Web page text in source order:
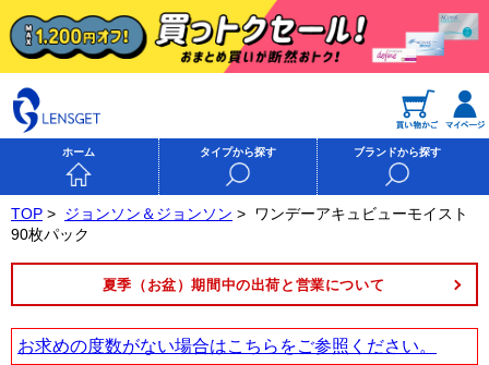
ホーム タイプから探す ブランドから探す
TOP > ジョンソン＆ジョンソン > ワンデーアキュビューモイスト
90枚パック
夏季（お盆）期間中の出荷と営業について
お求めの度数がない場合はこちら をご参照ください。